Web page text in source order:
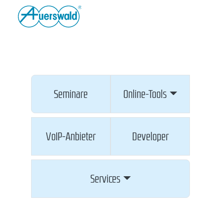
Seminare Online-Tools
VoIP-Anbieter Developer
Services